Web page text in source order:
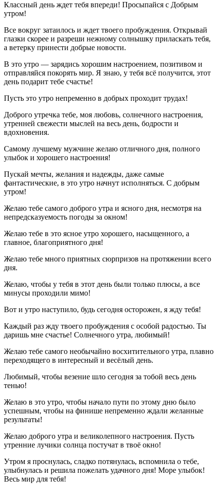
Классный день ждет тебя впереди! Просыпайся с Добрым
утром!
Все вокруг затаилось и ждет твоего пробуждения. Открывай
глазки скорее и разреши нежному солнышку приласкать тебя,
а ветерку принести добрые новости.
В это утро — зарядись хорошим настроением, позитивом и
отправляйся покорять мир. Я знаю, у тебя всё получится, этот
день подарит тебе счастье!
Пусть это утро непременно в добрых проходит трудах!
Доброго утречка тебе, моя любовь, солнечного настроения,
утренней свежести мыслей на весь день, бодрости и
вдохновения.
Самому лучшему мужчине желаю отличного дня, полного
улыбок и хорошего настроения!
Пускай мечты, желания и надежды, даже самые
фантастические, в это утро начнут исполняться. С добрым
утром!
Желаю тебе самого доброго утра и ясного дня, несмотря на
непредсказуемость погоды за окном!
Желаю тебе в это ясное утро хорошего, насыщенного, а
главное, благоприятного дня!
Желаю тебе много приятных сюрпризов на протяжении всего
дня.
Желаю, чтобы у тебя в этот день были только плюсы, а все
минусы проходили мимо!
Вот и утро наступило, будь сегодня осторожен, я жду тебя!
Каждый раз жду твоего пробуждения с особой радостью. Ты
даришь мне счастье! Солнечного утра, любимый!
Желаю тебе самого необычайно восхитительного утра, плавно
переходящего в интересный и весёлый день.
Любимый, чтобы везение шло сегодня за тобой весь день
тенью!
Желаю в это утро, чтобы начало пути по этому дню было
успешным, чтобы на финише непременно ждали желанные
результаты!
Желаю доброго утра и великолепного настроения. Пусть
утренние лучики солнца постучат в твоё окно!
Утром я проснулась, сладко потянулась, вспомнила о тебе,
улыбнулась и решила пожелать удачного дня! Море улыбок!
Весь мир для тебя!